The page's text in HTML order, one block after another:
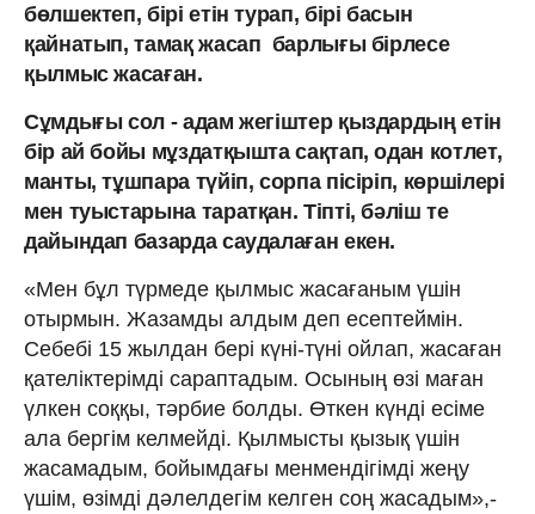
бөлшектеп, бірі етін турап, бірі басын
қайнатып, тамақ жасап барлығы бірлесе
қылмыс жасаған.
Сұмдығы сол - адам жегіштер қыздардың етін
бір ай бойы мұздатқышта сақтап, одан котлет,
манты, тұшпара түйіп, сорпа пісіріп, көршілері
мен туыстарына таратқан. Тіпті, бәліш те
дайындап базарда саудалаған екен.
«Мен бұл түрмеде қылмыс жасағаным үшін
отырмын. Жазамды алдым деп есептеймін.
Себебі 15 жылдан бері күні-түні ойлап, жасаған
қателіктерімді сараптадым. Осының өзі маған
үлкен соққы, тәрбие болды. Өткен күнді есіме
ала бергім келмейді. Қылмысты қызық үшін
жасамадым, бойымдағы менмендігімді жеңу
үшім, өзімді дәлелдегім келген соң жасадым»,-